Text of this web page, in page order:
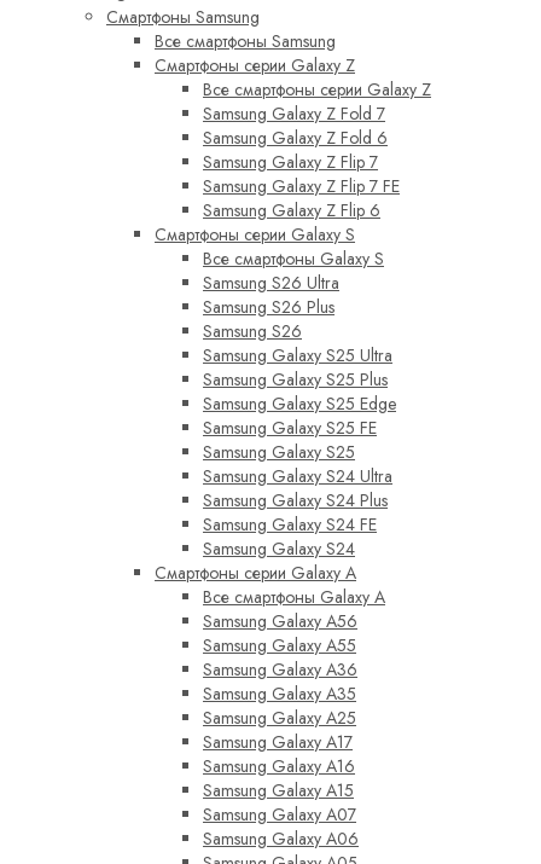
Смартфоны Samsung
Все смартфоны Samsung
Смартфоны серии Galaxy Z
Все смартфоны серии Galaxy Z
Samsung Galaxy Z Fold 7
Samsung Galaxy Z Fold 6
Samsung Galaxy Z Flip 7
Samsung Galaxy Z Flip 7 FE
Samsung Galaxy Z Flip 6
Смартфоны серии Galaxy S
Все смартфоны Galaxy S
Samsung S26 Ultra
Samsung S26 Plus
Samsung S26
Samsung Galaxy S25 Ultra
Samsung Galaxy S25 Plus
Samsung Galaxy S25 Edge
Samsung Galaxy S25 FE
Samsung Galaxy S25
Samsung Galaxy S24 Ultra
Samsung Galaxy S24 Plus
Samsung Galaxy S24 FE
Samsung Galaxy S24
Смартфоны серии Galaxy A
Все смартфоны Galaxy A
Samsung Galaxy A56
Samsung Galaxy A55
Samsung Galaxy A36
Samsung Galaxy A35
Samsung Galaxy A25
Samsung Galaxy A17
Samsung Galaxy A16
Samsung Galaxy A15
Samsung Galaxy A07
Samsung Galaxy A06